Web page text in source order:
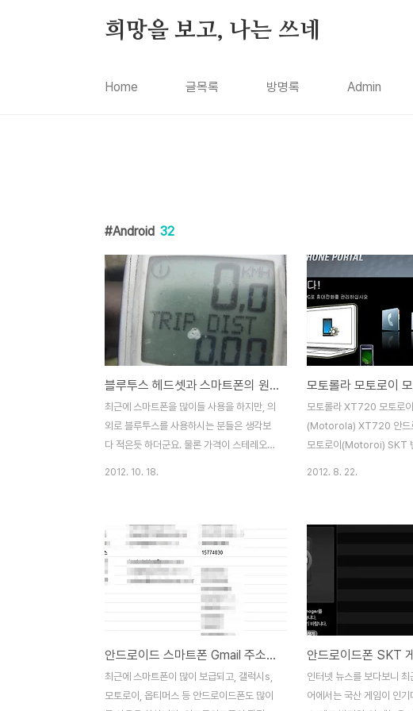
희망을 보고, 나는 쓰네
Home 글목록 방명록 Admin
Android 32
블루투스 헤드셋과 스마트폰의 원격 재생,조작 가능 거리는 최대 얼마나 될까?
최근에 스마트폰을 많이들 사용을 하지만, 의
외로 블루투스를 사용하시는 분들은 생각보
다 적은듯 하더군요. 물론 가격이 스테레오
거 등의 운동시나 야외에 나갔을때 상당히 유
용함을 발휘합니다. 운동을 하면서 음악을 듣
다가 전화나 문자가 오면 무선으로 된 헤드셋
으로 벨소리가 울리고, 전화기를 만지지 않아
도 블루투스로 전화받기가 가능합니다. 간혹
자전거를 타고 가면서 전화를 하다보면, 사람
들이 저 미친놈이 자전거 타면서 혼자서 중얼
거리네하는 시선으로 바라보기도 하더군
요...-_-++요즘은 갤럭시탭이나 아이패드,
2012. 10. 18.
모토롤라 XT720 모토로
(Motorola) XT720 안드
모토로이(Motoroi) SKT
로 사용을 해서 넣으면 되지
토토라 휴대전화 도구, 윈도
로 접속을 하면 됩니다. 접
홈화면에서 메뉴를 누르고,
usb연결을 클릭해서 바꾸
는 자동으로 최후에 접속
바꾸려면 다시 알림에 들어
모토로라 휴대전화 도구로
http://
2012. 8. 22.
안드로이드 스마트폰 Gmail 주소록 사람이름, 나만의 그룹 관리방법 노하우
최근에 스마트폰이 많이 보급되고, 갤럭시s,
모토로이, 옵티머스 등 안드로이드폰도 많이
인터넷 뉴스를 보다보니
어에서는 국산 게임이 인